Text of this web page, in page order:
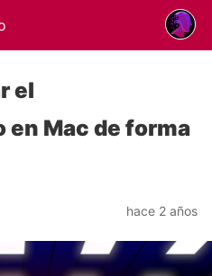
el
Mac de forma
hace 2 años